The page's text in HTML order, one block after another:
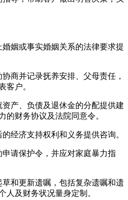
姻或事实婚姻关系的法律要求提
商并记录抚养安排、父母责任，
客户。
产、负债及退休金的分配提供建
的财务协议及法院同意令。
经济支持权利和义务提供咨询。
请保护令，并应对家庭暴力指
和更新遗嘱，包括复杂遗嘱和遗
人及财务状况量身定制。